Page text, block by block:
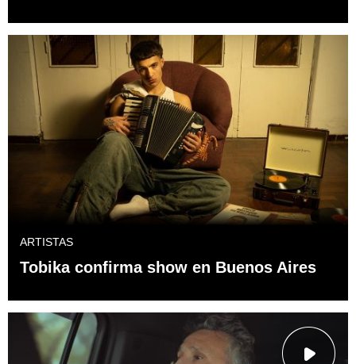
ARTISTAS
Tobika confirma show en Buenos Aires